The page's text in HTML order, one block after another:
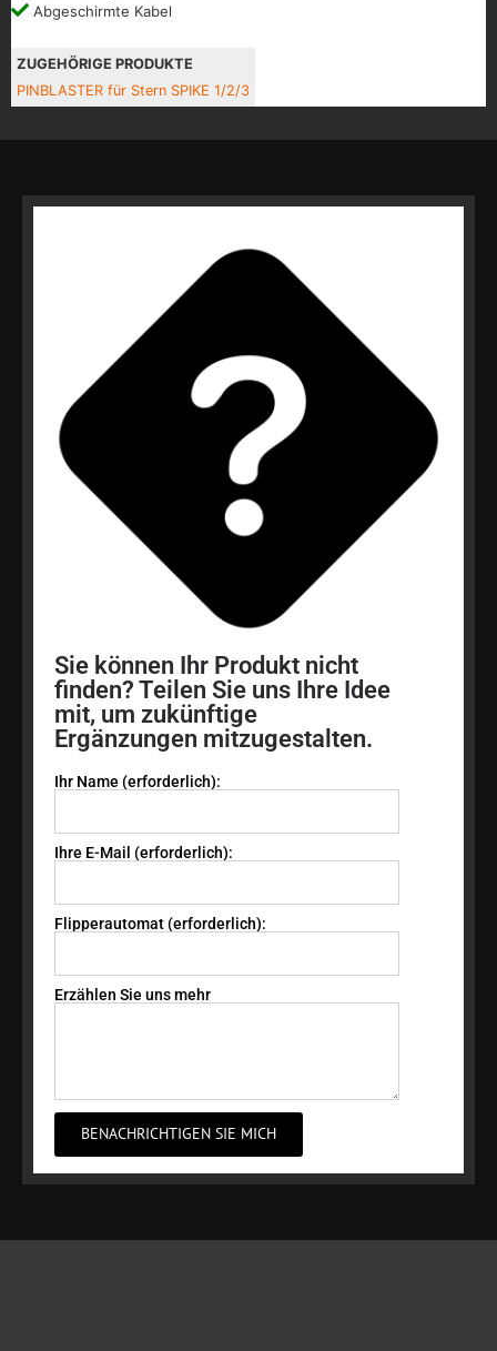
Abgeschirmte Kabel
ZUGEHÖRIGE PRODUKTE
PINBLASTER für Stern SPIKE 1/2/3
Sie können Ihr Produkt nicht
finden? Teilen Sie uns Ihre Idee
mit, um zukünftige
Ergänzungen mitzugestalten.
Ihr Name (erforderlich):
Ihre E-Mail (erforderlich):
Flipperautomat (erforderlich):
Erzählen Sie uns mehr
BENACHRICHTIGEN SIE MICH